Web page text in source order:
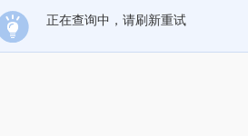
正在查询中，请刷新重试